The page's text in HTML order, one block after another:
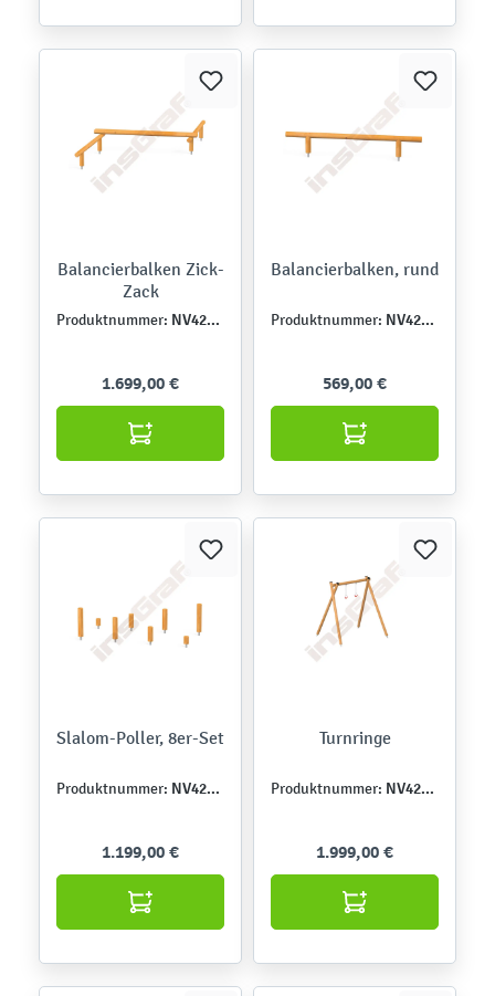
Balancierbalken Zick-
Zack
Produktnummer: NV4209E
1.699,00 €
Balancierbalken, rund
Produktnummer: NV4208E
569,00 €
Slalom-Poller, 8er-Set
Produktnummer: NV4207E
1.199,00 €
Turnringe
Produktnummer: NV4206E
1.999,00 €